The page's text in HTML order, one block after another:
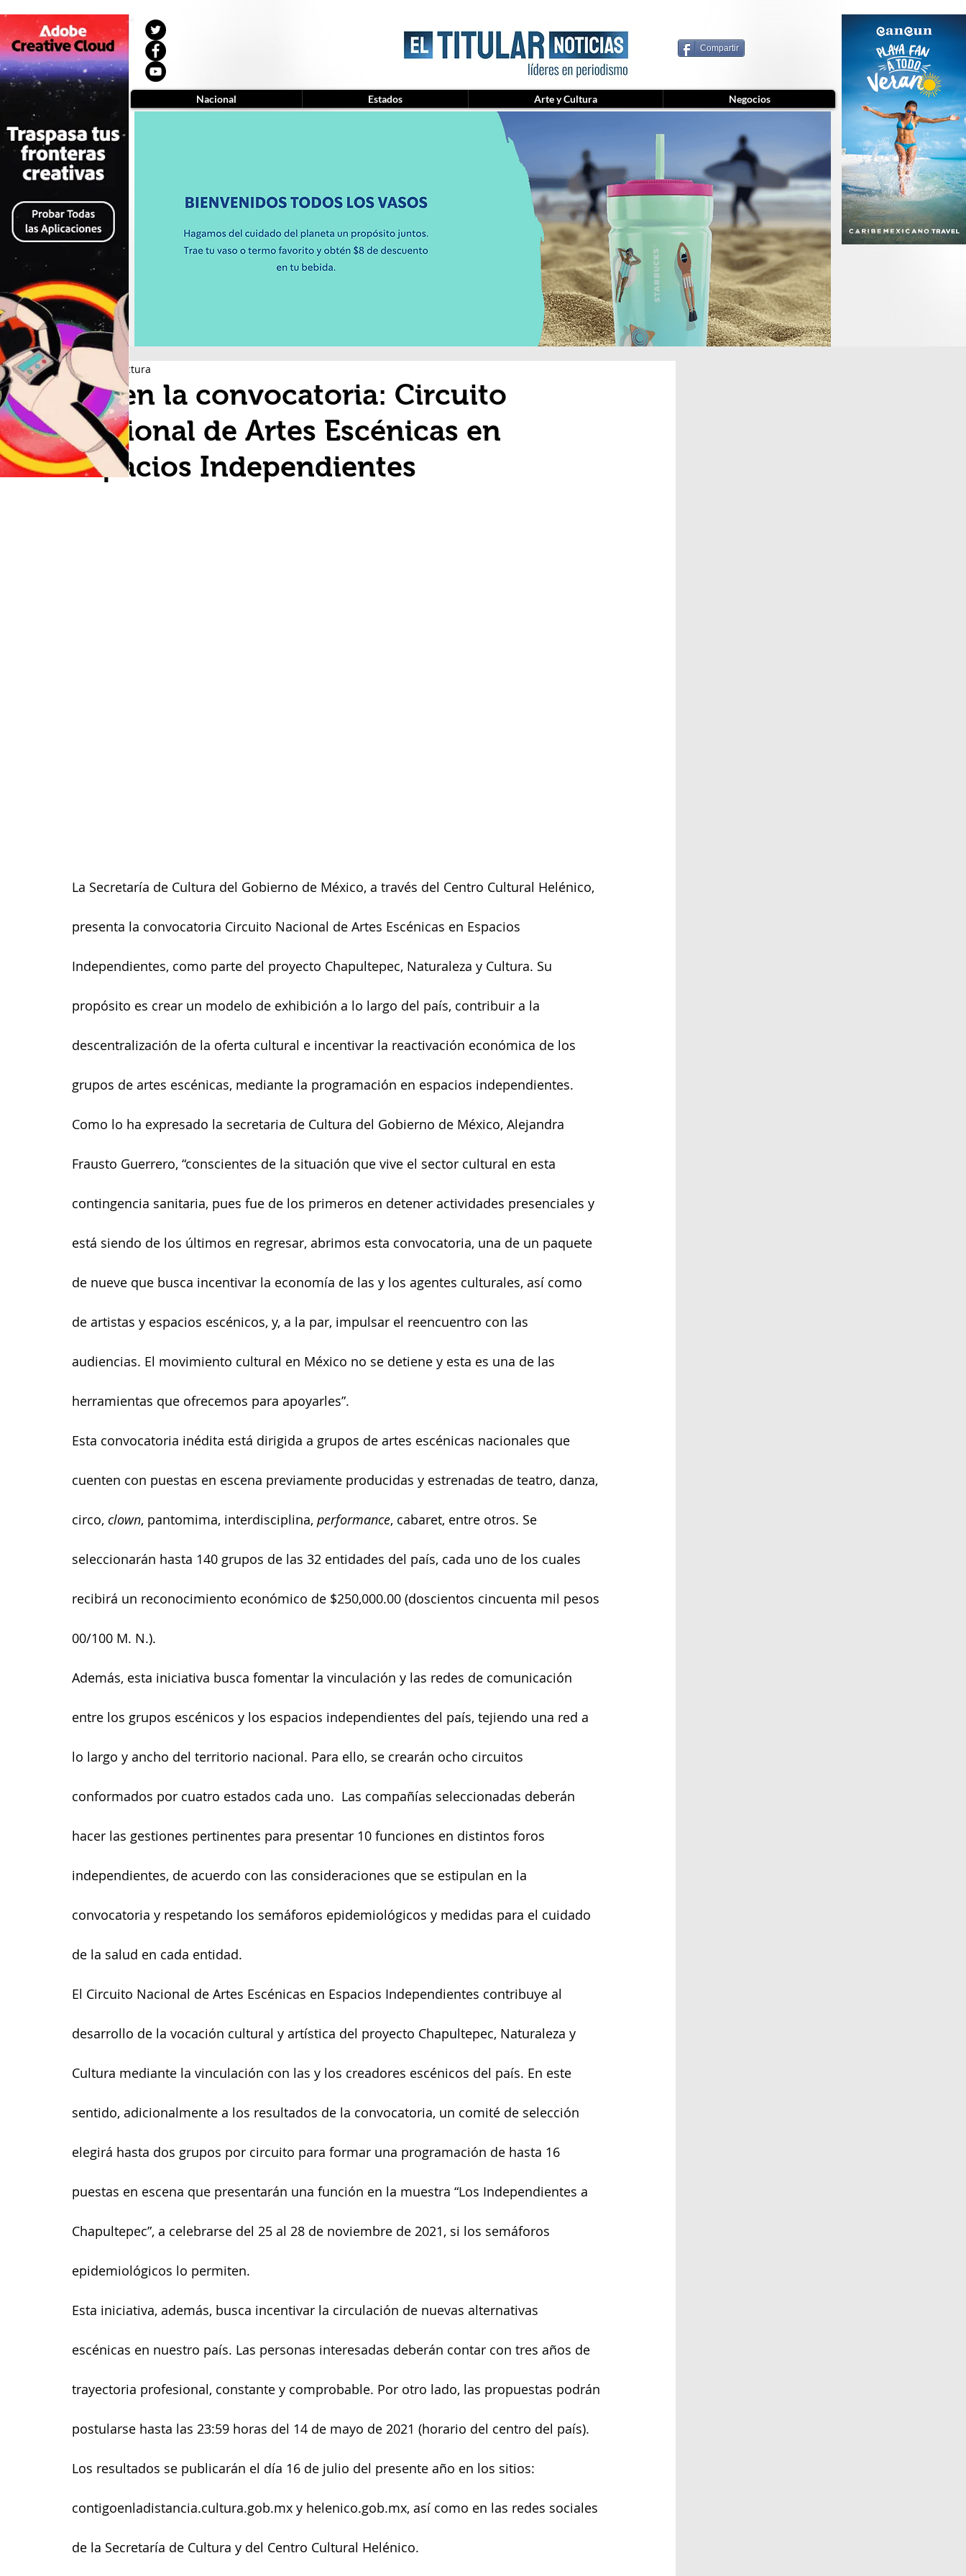
Compartir
Abren la convocatoria: Circuito
Nacional de Artes Escénicas en
Espacios Independientes
2 min de lectura
La Secretaría de Cultura del Gobierno de México, a través del Centro Cultural Helénico,
presenta la convocatoria Circuito Nacional de Artes Escénicas en Espacios
Independientes, como parte del proyecto Chapultepec, Naturaleza y Cultura. Su
propósito es crear un modelo de exhibición a lo largo del país, contribuir a la
descentralización de la oferta cultural e incentivar la reactivación económica de los
grupos de artes escénicas, mediante la programación en espacios independientes.
Como lo ha expresado la secretaria de Cultura del Gobierno de México, Alejandra
Frausto Guerrero, “conscientes de la situación que vive el sector cultural en esta
contingencia sanitaria, pues fue de los primeros en detener actividades presenciales y
está siendo de los últimos en regresar, abrimos esta convocatoria, una de un paquete
de nueve que busca incentivar la economía de las y los agentes culturales, así como
de artistas y espacios escénicos, y, a la par, impulsar el reencuentro con las
audiencias. El movimiento cultural en México no se detiene y esta es una de las
herramientas que ofrecemos para apoyarles”.
Esta convocatoria inédita está dirigida a grupos de artes escénicas nacionales que
cuenten con puestas en escena previamente producidas y estrenadas de teatro, danza,
circo, clown, pantomima, interdisciplina, performance, cabaret, entre otros. Se
seleccionarán hasta 140 grupos de las 32 entidades del país, cada uno de los cuales
recibirá un reconocimiento económico de $250,000.00 (doscientos cincuenta mil pesos
00/100 M. N.).
Además, esta iniciativa busca fomentar la vinculación y las redes de comunicación
entre los grupos escénicos y los espacios independientes del país, tejiendo una red a
lo largo y ancho del territorio nacional. Para ello, se crearán ocho circuitos
conformados por cuatro estados cada uno.  Las compañías seleccionadas deberán
hacer las gestiones pertinentes para presentar 10 funciones en distintos foros
independientes, de acuerdo con las consideraciones que se estipulan en la
convocatoria y respetando los semáforos epidemiológicos y medidas para el cuidado
de la salud en cada entidad.
El Circuito Nacional de Artes Escénicas en Espacios Independientes contribuye al
desarrollo de la vocación cultural y artística del proyecto Chapultepec, Naturaleza y
Cultura mediante la vinculación con las y los creadores escénicos del país. En este
sentido, adicionalmente a los resultados de la convocatoria, un comité de selección
elegirá hasta dos grupos por circuito para formar una programación de hasta 16
puestas en escena que presentarán una función en la muestra “Los Independientes a
Chapultepec”, a celebrarse del 25 al 28 de noviembre de 2021, si los semáforos
epidemiológicos lo permiten.
Esta iniciativa, además, busca incentivar la circulación de nuevas alternativas
escénicas en nuestro país. Las personas interesadas deberán contar con tres años de
trayectoria profesional, constante y comprobable. Por otro lado, las propuestas podrán
postularse hasta las 23:59 horas del 14 de mayo de 2021 (horario del centro del país).
Los resultados se publicarán el día 16 de julio del presente año en los sitios:
contigoenladistancia.cultura.gob.mx y helenico.gob.mx, así como en las redes sociales
de la Secretaría de Cultura y del Centro Cultural Helénico.
Nacional Estados Arte y Cultura Negocios